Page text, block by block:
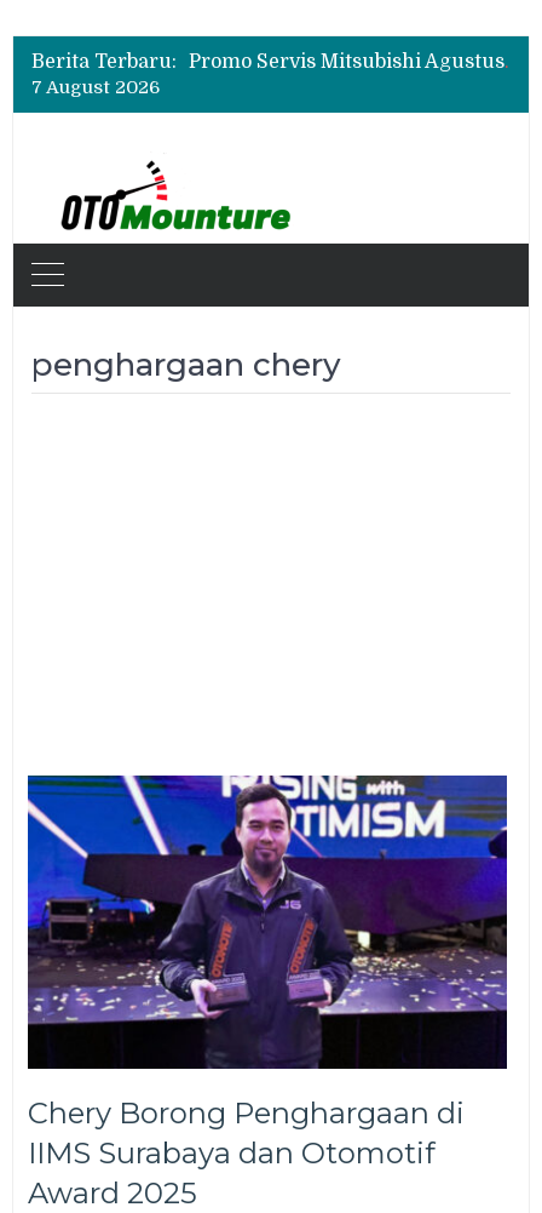
Berita Terbaru:
Bukan Cuma Layar 14,6 Inci, Ini Fitur Pintar Changan Nevo Q05 yang Dibanderol Rp309 Juta
Promo Servis Mitsubishi Agustus 2026, Ada Diskon ESP dan Bodi & Cat Kilau Merdeka
Bukan Cuma Layar 14,6 Inci, Ini Fitur Pintar Changan Nevo Q05 yang Dibanderol Rp309 Juta
7 August 2026
penghargaan chery
Chery Borong Penghargaan di
IIMS Surabaya dan Otomotif
Award 2025